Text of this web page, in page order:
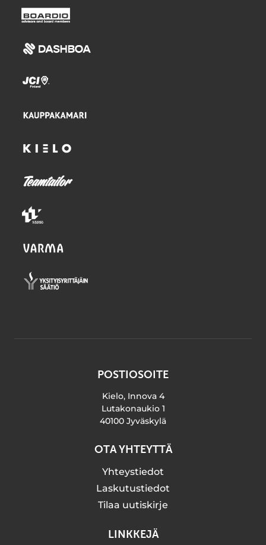
POSTIOSOITE
Kielo, Innova 4
Lutakonaukio 1
40100 Jyväskylä
OTA YHTEYTTÄ
Yhteystiedot
Laskutustiedot
Tilaa uutiskirje
LINKKEJÄ